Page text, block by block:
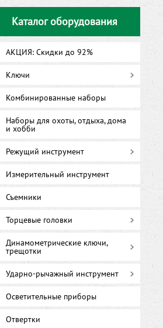
Каталог оборудования
АКЦИЯ: Скидки до 92%
Ключи
Комбинированные наборы
Наборы для охоты, отдыха, дома
и хобби
Режущий инструмент
Измерительный инструмент
Съемники
Торцевые головки
Динамометрические ключи,
трещотки
Ударно-рычажный инструмент
Осветительные приборы
Отвертки